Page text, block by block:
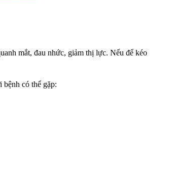
mắt, đau nhức, giảm thị lực. Nếu để kéo
có thể gặp: